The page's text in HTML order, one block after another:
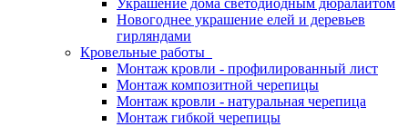
Украшение дома светодиодным дюралайтом
Новогоднее украшение елей и деревьев
гирляндами
Кровельные работы
Монтаж кровли - профилированный лист
Монтаж композитной черепицы
Монтаж кровли - натуральная черепица
Монтаж гибкой черепицы